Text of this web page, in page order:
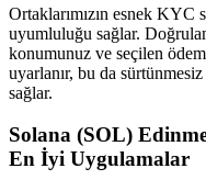
Ortaklarımızın esnek KYC
uyumluluğu sağlar.
konumunuz ve seçilen
uyarlanır, bu da
sağlar.
Solana (SOL)
En İyi Uygulamalar